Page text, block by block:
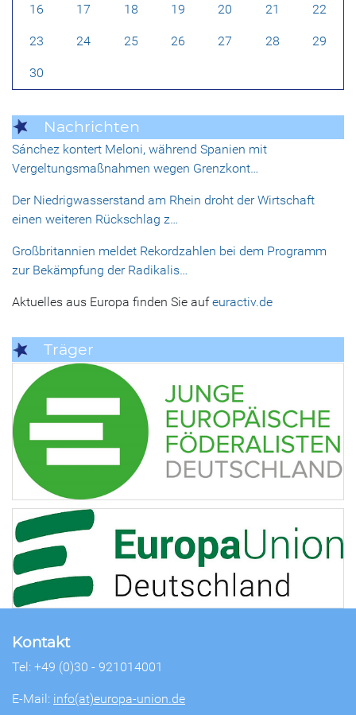
16 17 18 19 20 21 22
23 24 25 26 27 28 29
30
Nachrichten
Sánchez kontert Meloni, während Spanien mit
Vergeltungsmaßnahmen wegen Grenzkont…
Der Niedrigwasserstand am Rhein droht der Wirtschaft
einen weiteren Rückschlag z…
Großbritannien meldet Rekordzahlen bei dem Programm
zur Bekämpfung der Radikalis…
Aktuelles aus Europa finden Sie aufeuractiv.de
Träger
Kontakt
Tel: +49 (0)30 - 921014001
E-Mail: info(at)europa-union.de